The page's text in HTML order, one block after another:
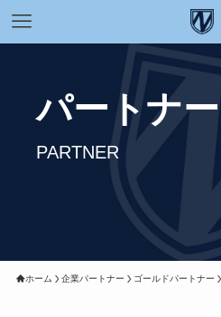
パートナー
PARTNER
ホーム 企業パートナー ゴールドパートナー